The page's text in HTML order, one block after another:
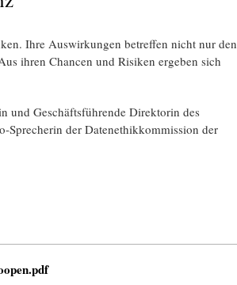
Ihre Auswirkungen betreffen nicht nur den
ihren Chancen und Risiken ergeben sich
und Geschäftsführende Direktorin des
Sprecherin der Datenethikkommission der